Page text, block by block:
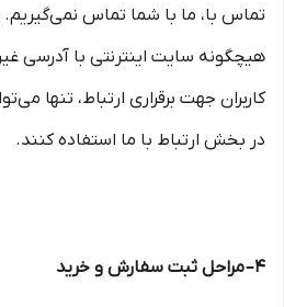
تماس با، ما با شما تماس
کاربران جهت برقراری ارتباط، تنها
در بخش ارتباط با ما استفاده کنند.
۴– مراحل ثبت سفارش و خرید